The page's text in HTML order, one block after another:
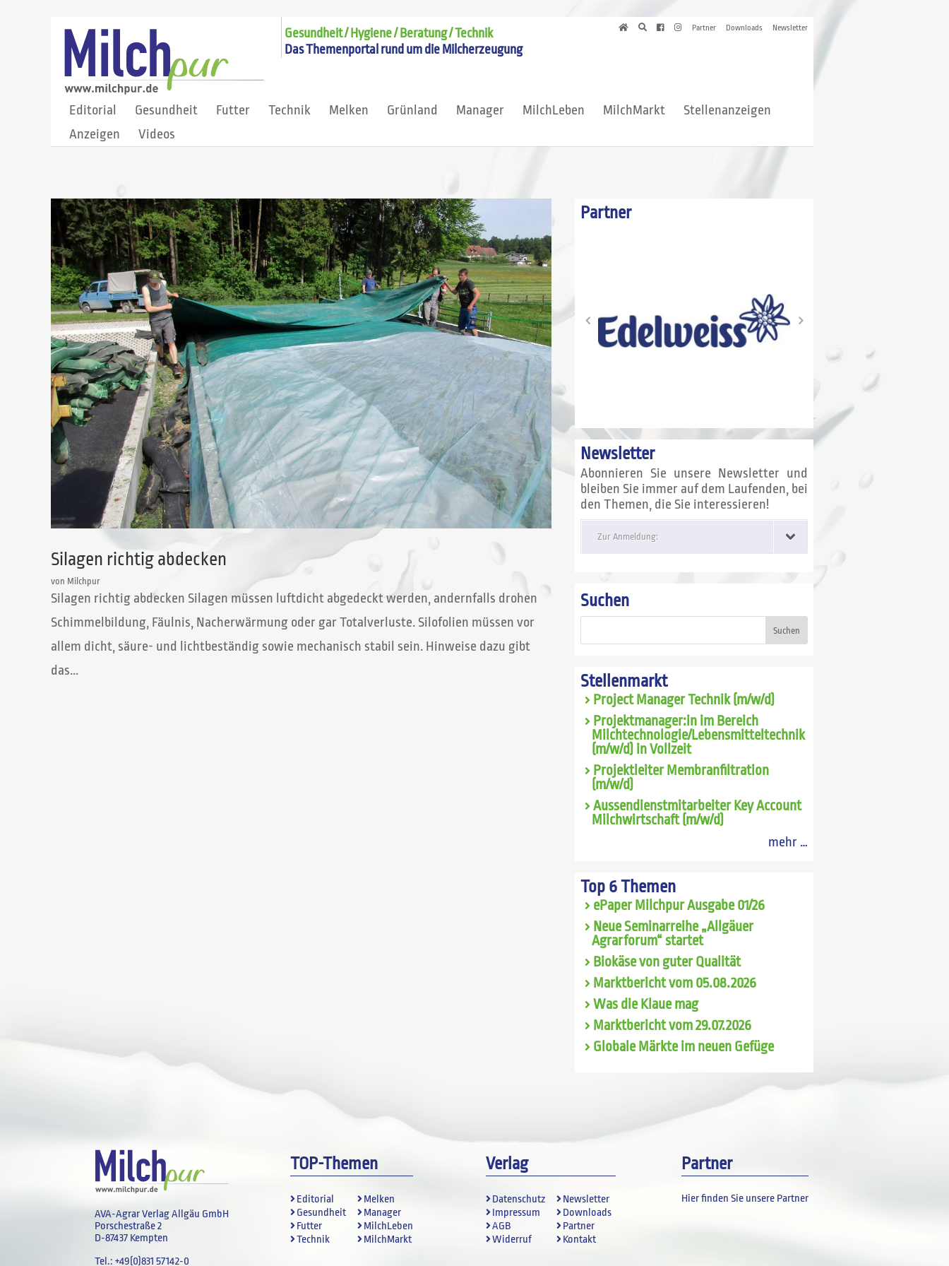
Partner Downloads Newsletter
Gesundheit / Hygiene / Beratung / Technik
Das Themenportal rund um die Milcherzeugung
Editorial Gesundheit Futter Technik Melken Grünland Manager MilchLeben MilchMarkt
Stellenanzeigen
Anzeigen
Videos
Silagen richtig abdecken
von Milchpur
Silagen richtig abdecken Silagen müssen luftdicht abgedeckt werden, andernfalls drohen
Schimmelbildung, Fäulnis, Nacherwärmung oder gar Totalverluste. Silofolien müssen vor
allem dicht, säure- und lichtbeständig sowie mechanisch stabil sein. Hinweise dazu gibt
das...
Partner
Newsletter
Abonnieren Sie unsere Newsletter und
bleiben Sie immer auf dem Laufenden, bei
den Themen, die Sie interessieren!
Zur Anmeldung:
Suchen
Suchen
Stellenmarkt
Project Manager Technik (m/w/d)
Projektmanager:in im Bereich
Milchtechnologie/Lebensmitteltechnik
(m/w/d) in Vollzeit
Projektleiter Membranfiltration
(m/w/d)
Aussendienstmitarbeiter Key Account
Milchwirtschaft (m/w/d)
mehr …
Top 6 Themen
ePaper Milchpur Ausgabe 01/26
Neue Seminarreihe „Allgäuer
Agrarforum“ startet
Biokäse von guter Qualität
Marktbericht vom 05.08.2026
Was die Klaue mag
Marktbericht vom 29.07.2026
Globale Märkte im neuen Gefüge
AVA-Agrar Verlag Allgäu GmbH
Porschestraße 2
D-87437 Kempten
Tel.:+49(0)831 57142-0
TOP-Themen
Editorial
Gesundheit
Futter
Technik
Melken
Manager
MilchLeben
MilchMarkt
Verlag
Datenschutz
Impressum
AGB
Widerruf
Newsletter
Downloads
Partner
Kontakt
Partner
Hier finden Sie unsere Partner